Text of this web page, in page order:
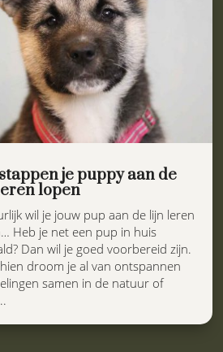
je puppy aan de
lopen
wil je jouw pup aan de lijn leren
Heb je net een pup in huis
Dan wil je goed voorbereid zijn.
droom je al van ontspannen
samen in de natuur of